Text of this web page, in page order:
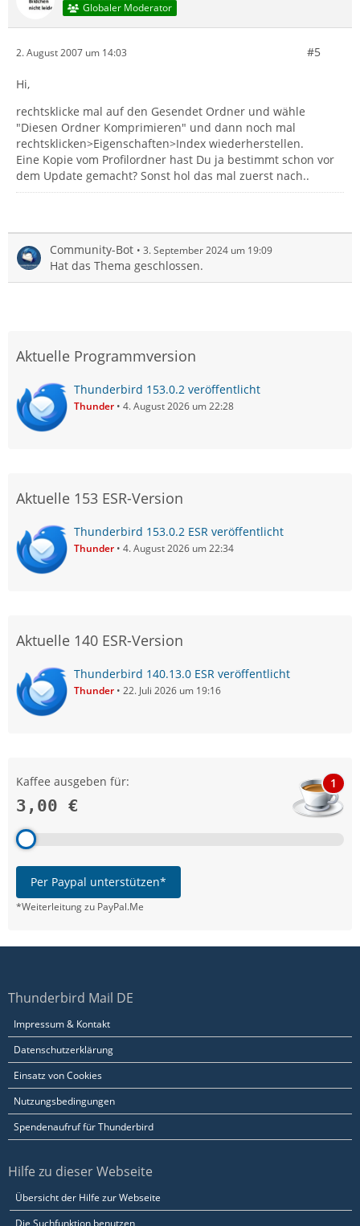
Globaler Moderator
2. August 2007 um 14:03 #5
Hi,
rechtsklicke mal auf den Gesendet Ordner und wähle
"Diesen Ordner Komprimieren" und dann noch mal
rechtsklicken>Eigenschaften>Index wiederherstellen.
Eine Kopie vom Profilordner hast Du ja bestimmt schon vor
dem Update gemacht? Sonst hol das mal zuerst nach..
Community-Bot 3. September 2024 um 19:09
Hat das Thema geschlossen.
Aktuelle Programmversion
Thunderbird 153.0.2 veröffentlicht
Thunder 4. August 2026 um 22:28
Aktuelle 153 ESR-Version
Thunderbird 153.0.2 ESR veröffentlicht
Thunder 4. August 2026 um 22:34
Aktuelle 140 ESR-Version
Thunderbird 140.13.0 ESR veröffentlicht
Thunder 22. Juli 2026 um 19:16
Kaffee ausgeben für:
3,00 €
1
Per Paypal unterstützen*
*Weiterleitung zu PayPal.Me
Thunderbird Mail DE
Impressum & Kontakt
Datenschutzerklärung
Einsatz von Cookies
Nutzungsbedingungen
Spendenaufruf für Thunderbird
Hilfe zu dieser Webseite
Übersicht der Hilfe zur Webseite